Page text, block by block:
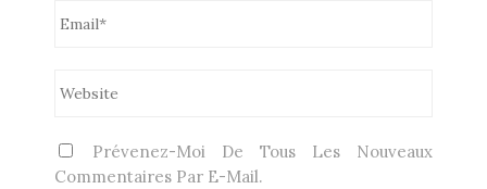
Prévenez-Moi De Tous Les Nouveaux
Commentaires Par E-Mail.